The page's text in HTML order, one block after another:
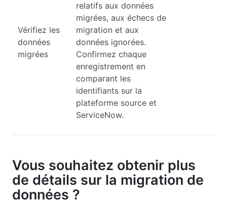
Vérifiez les
données
migrées
relatifs aux données
migrées, aux échecs de
migration et aux
données ignorées.
Confirmez chaque
enregistrement en
comparant les
identifiants sur la
plateforme source et
ServiceNow.
Vous souhaitez obtenir plus
de détails sur la migration de
données ?